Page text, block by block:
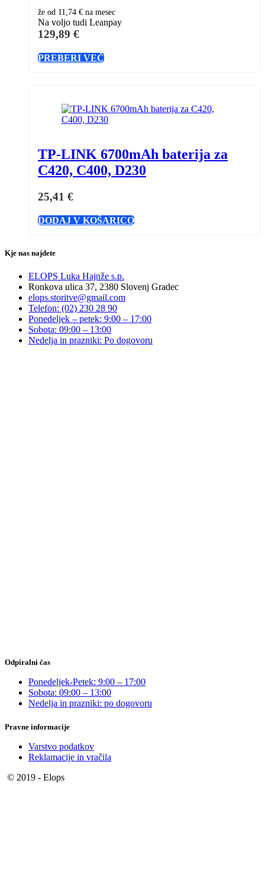
že od 11,74 € na mesec
Na voljo tudi Leanpay
129,89 €
PREBERI VEČ
TP-LINK 6700mAh baterija za
C420, C400, D230
25,41 €
DODAJ V KOŠARICO
Kje nas najdete
ELOPS Luka Hajnže s.p.
Ronkova ulica 37, 2380 Slovenj Gradec
elops.storitve@gmail.com
Telefon: (02) 230 28 90
Ponedeljek – petek: 9:00 – 17:00
Sobota: 09:00 – 13:00
Nedelja in prazniki: Po dogovoru
Odpiralni čas
Ponedeljek-Petek: 9:00 – 17:00
Sobota: 09:00 – 13:00
Nedelja in prazniki: po dogovoru
Pravne informacije
Varstvo podatkov
Reklamacije in vračila
© 2019 - Elops